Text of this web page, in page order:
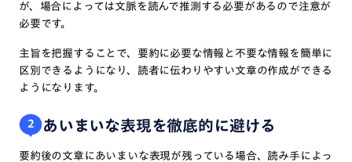
が、場合によっては文脈を読んで推測する必要があるので注意が
必要です。
主旨を把握することで、要約に必要な情報と不要な情報を簡単に
区別できるようになり、読者に伝わりやすい文章の作成ができる
ようになります。
2 あいまいな表現を徹底的に避ける
要約後の文章にあいまいな表現が残っている場合、読み手によっ